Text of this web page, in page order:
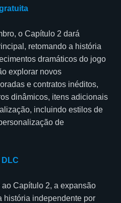
o Capítulo 2 dará
retomando a história
dramáticos do jogo
explorar novos
e contratos inéditos,
dinâmicos, itens adicionais
incluindo estilos de
de
Capítulo 2, a expansão
história independente por